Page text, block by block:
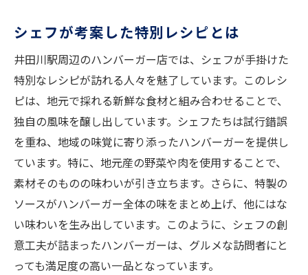
地元食材の魅力を最大限に引き出す技術
井田川駅の隠れた名品！ハンバーガーの深層に
迫る
見逃せない隠された名品の魅力
井田川駅のハンバーガーの隠れた歴史
隠し味が引き出す深い味わい
ハンバーガーの人気の秘密を解剖
地域に伝わる隠れたレシピ
ハンバーガーが持つ深遠な魅力を探る
地域の風味を楽しむ！井田川駅で味わう特製ハ
ンバーガー
シェフが考案した特別レシピとは
井田川駅周辺のハンバーガー店では、シェフが手掛けた
特別なレシピが訪れる人々を魅了しています。このレシ
ピは、地元で採れる新鮮な食材と組み合わせることで、
独自の風味を醸し出しています。シェフたちは試行錯誤
を重ね、地域の味覚に寄り添ったハンバーガーを提供し
ています。特に、地元産の野菜や肉を使用することで、
素材そのものの味わいが引き立ちます。さらに、特製の
ソースがハンバーガー全体の味をまとめ上げ、他にはな
い味わいを生み出しています。このように、シェフの創
意工夫が詰まったハンバーガーは、グルメな訪問者にと
っても満足度の高い一品となっています。